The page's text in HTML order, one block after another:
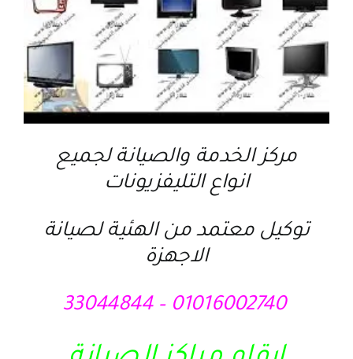
مركز الخدمة والصيانة لجميع
انواع التليفزيونات
توكيل معتمد من الهئية لصيانة
الاجهزة
01016002740 – 33044844